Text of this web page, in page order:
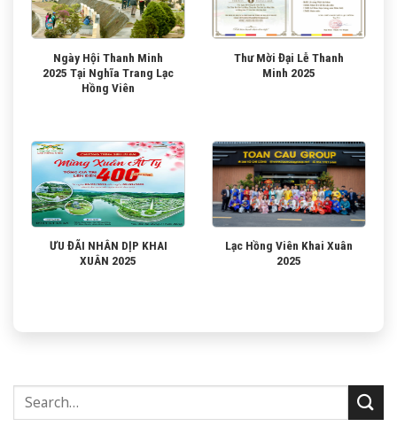
Ngày Hội Thanh Minh
2025 Tại Nghĩa Trang Lạc
Hồng Viên
Thư Mời Đại Lễ Thanh
Minh 2025
ƯU ĐÃI NHÂN DỊP KHAI
XUÂN 2025
Lạc Hồng Viên Khai Xuân
2025